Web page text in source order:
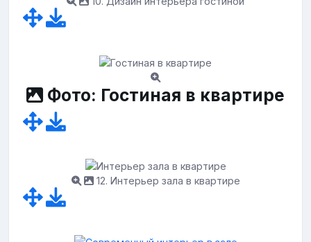
Фото: Гостиная в квартире
12. Интерьер зала в квартире